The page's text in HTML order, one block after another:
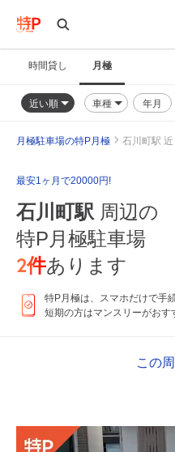
時間貸し 月極
近い順 車種 年月
月極駐車場の特P月極 石川町駅
最安1ヶ月で20000円!
石川町駅 周辺の
特P月極駐車場
2件あります
特P月極は、スマホだけで手
短期の方はマンスリーがおす
この